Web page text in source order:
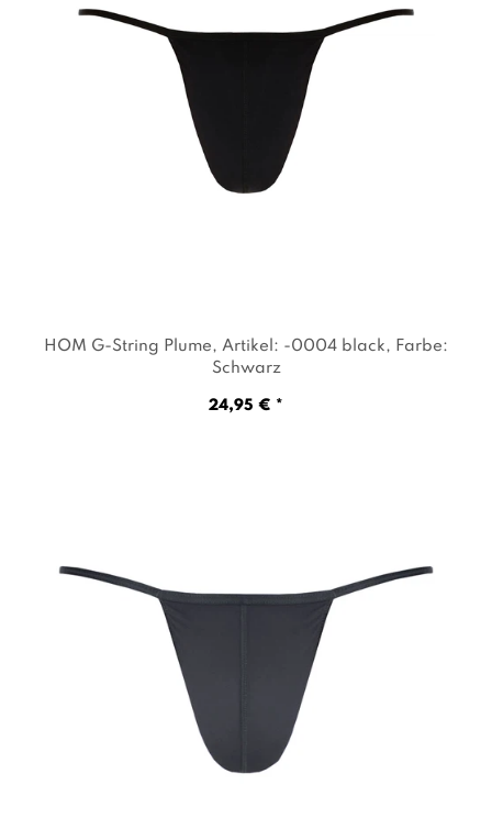
HOM G-String Plume , Artikel: -0004 black , Farbe:
Schwarz
24,95 € *